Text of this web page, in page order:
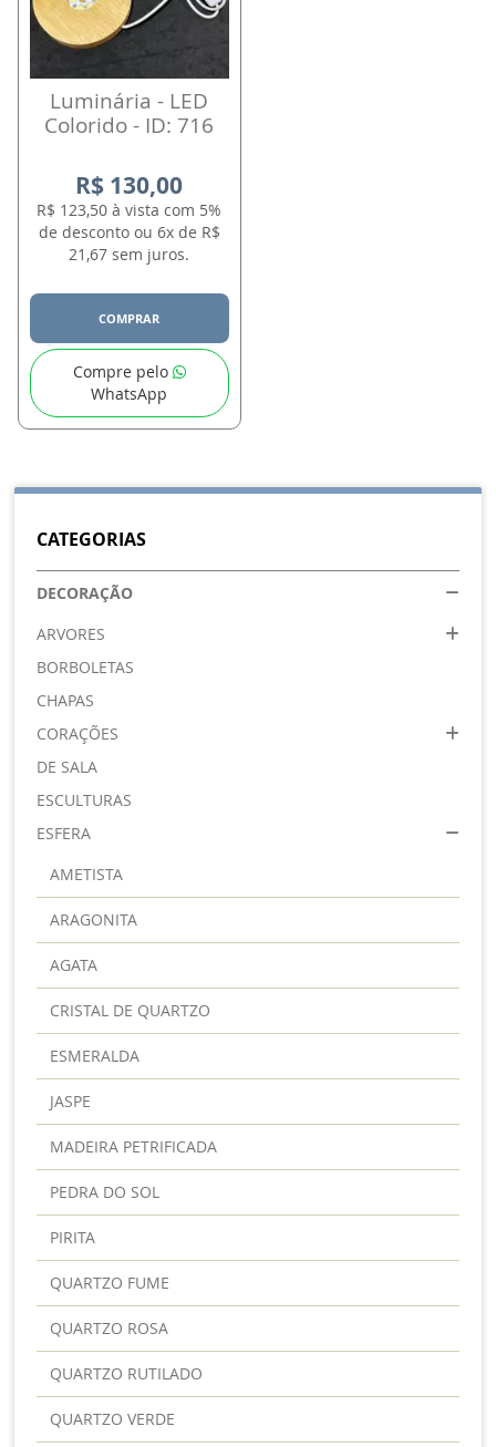
Luminária - LED
Colorido - ID: 716
R$ 130,00
R$ 123,50 à vista com 5%
de desconto ou 6x de R$
21,67 sem juros.
COMPRAR
Compre pelo
WhatsApp
CATEGORIAS
DECORAÇÃO
ARVORES
BORBOLETAS
CHAPAS
CORAÇÕES
DE SALA
ESCULTURAS
ESFERA
AMETISTA
ARAGONITA
AGATA
CRISTAL DE QUARTZO
ESMERALDA
JASPE
MADEIRA PETRIFICADA
PEDRA DO SOL
PIRITA
QUARTZO FUME
QUARTZO ROSA
QUARTZO RUTILADO
QUARTZO VERDE